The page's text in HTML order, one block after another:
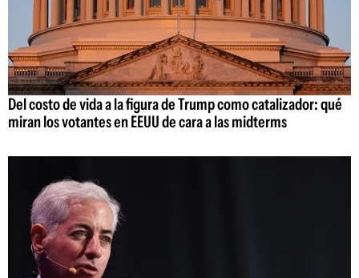
Del costo de vida a la figura de Trump como catalizador: qué
miran los votantes en EEUU de cara a las midterms